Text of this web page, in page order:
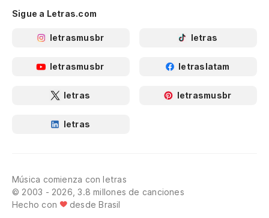
Sigue a Letras.com
letrasmusbr letras
letrasmusbr letraslatam
letras letrasmusbr
letras
Música comienza con letras
© 2003 - 2026, 3.8 millones de canciones
Hecho con
desde Brasil